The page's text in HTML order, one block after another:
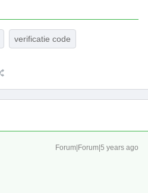
verificatie code
Forum|Forum|5 years ago